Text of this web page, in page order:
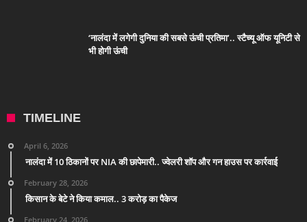
‘नालंदा में लगेगी दुनिया की सबसे ऊंची प्रतिमा’.. स्टैच्यू ऑफ यूनिटी से
भी होगी ऊंची
TIMELINE
April 6, 2026
नालंदा में 10 ठिकानों पर NIA की छापेमारी.. ज्वेलरी शॉप और गन हाउस पर कार्रवाई
February 28, 2026
किसान के बेटे ने किया कमाल.. 3 करोड़ का पैकेज
February 24, 2026